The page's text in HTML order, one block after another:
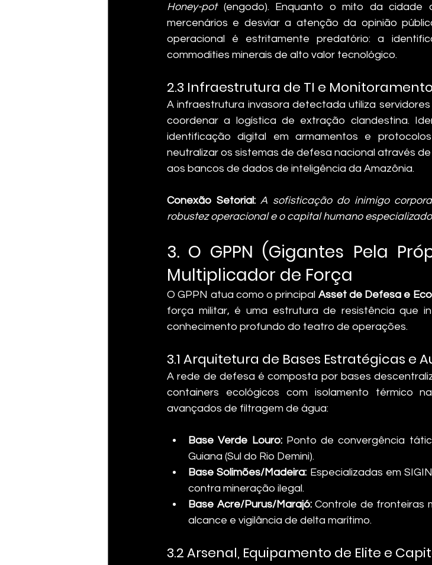
Honey-pot (engodo). Enquanto o mito da cidade
mercenários e desviar a atenção da opinião
operacional é estritamente predatório: a
commodities minerais de alto valor tecnológico.
2.3 Infraestrutura de TI e
A infraestrutura invasora detectada utiliza
coordenar a logística de extração clandestina.
identificação digital em armamentos e
neutralizar os sistemas de defesa nacional através
aos bancos de dados de inteligência da Amazônia.
Conexão Setorial: A sofisticação do inimigo
robustez operacional e o capital humano especializado
3. O GPPN (Gigantes Pela
Multiplicador de Força
O GPPN atua como o principal Asset de Defesa e
força militar, é uma estrutura de resistência que
conhecimento profundo do teatro de operações.
3.1 Arquitetura de Bases Estratégicas e
A rede de defesa é composta por bases
containers ecológicos com isolamento térmico
avançados de filtragem de água:
Base Verde Louro: Ponto de convergência
Guiana (Sul do Rio Demini).
Base Solimões/Madeira: Especializadas em
contra mineração ilegal.
Base Acre/Purus/Marajó: Controle de fronteiras
alcance e vigilância de delta marítimo.
3.2 Arsenal, Equipamento de Elite e